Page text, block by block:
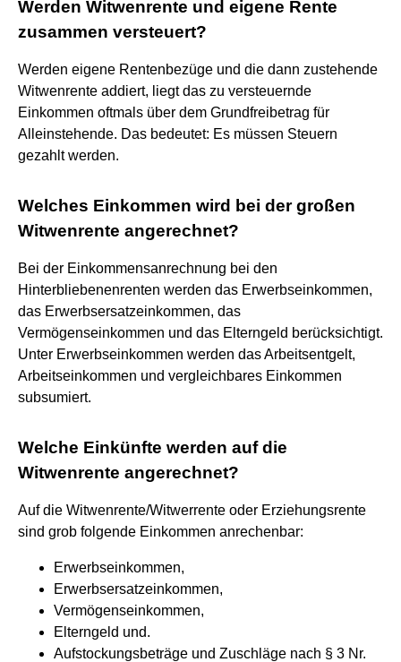
Werden Witwenrente und eigene Rente
zusammen versteuert?
Werden eigene Rentenbezüge und die dann zustehende
Witwenrente addiert, liegt das zu versteuernde
Einkommen oftmals über dem Grundfreibetrag für
Alleinstehende. Das bedeutet: Es müssen Steuern
gezahlt werden.
Welches Einkommen wird bei der großen
Witwenrente angerechnet?
Bei der Einkommensanrechnung bei den
Hinterbliebenenrenten werden das Erwerbseinkommen,
das Erwerbsersatzeinkommen, das
Vermögenseinkommen und das Elterngeld berücksichtigt.
Unter Erwerbseinkommen werden das Arbeitsentgelt,
Arbeitseinkommen und vergleichbares Einkommen
subsumiert.
Welche Einkünfte werden auf die
Witwenrente angerechnet?
Auf die Witwenrente/Witwerrente oder Erziehungsrente
sind grob folgende Einkommen anrechenbar:
Erwerbseinkommen,
Erwerbsersatzeinkommen,
Vermögenseinkommen,
Elterngeld und.
Aufstockungsbeträge und Zuschläge nach § 3 Nr.